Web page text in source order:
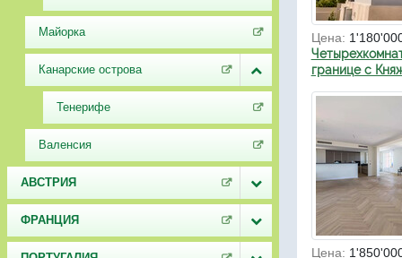
Майорка
Канарские острова
Тенерифе
Валенсия
АВСТРИЯ
ФРАНЦИЯ
Цена:
границе с
Цена: